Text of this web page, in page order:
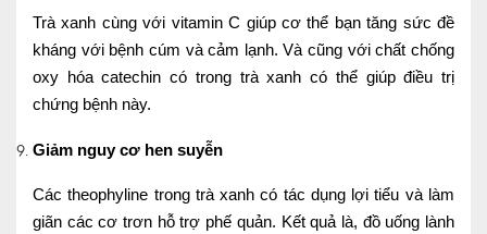
Trà xanh cùng với vitamin C giúp cơ thể bạn tăng sức đề
kháng với bệnh cúm và cảm lạnh. Và cũng với chất chống
oxy hóa catechin có trong trà xanh có thể giúp điều trị
chứng bệnh này.
Giảm nguy cơ hen suyễn
Các theophyline trong trà xanh có tác dụng lợi tiểu và làm
giãn các cơ trơn hỗ trợ phế quản. Kết quả là, đồ uống lành